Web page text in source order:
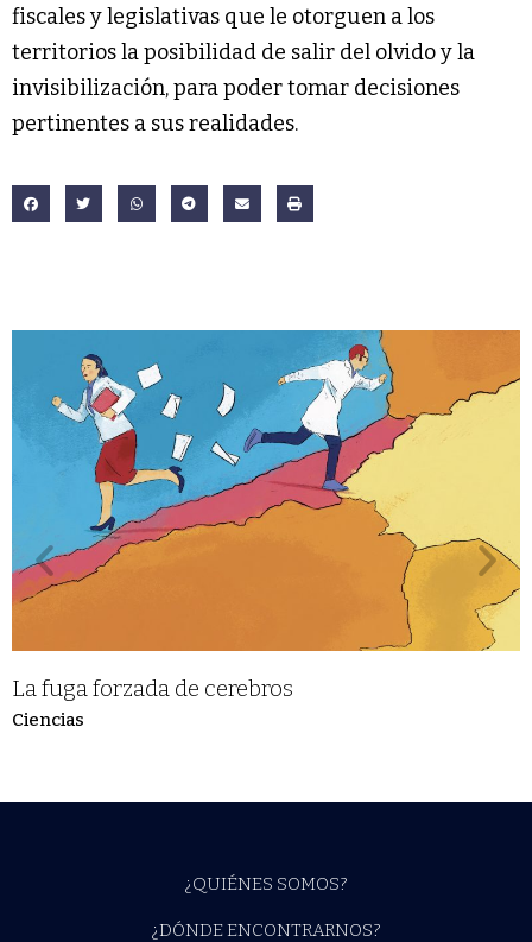
fiscales y legislativas que le otorguen a los
territorios la posibilidad de salir del olvido y la
invisibilización, para poder tomar decisiones
pertinentes a sus realidades.
La fuga forzada de cerebros
Ciencias
¿QUIÉNES SOMOS?
¿DÓNDE ENCONTRARNOS?